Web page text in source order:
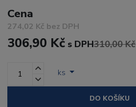
Cena
274,02 Kč bez DPH
306,90 Kč s DPH310,00 Kč
ks
DO KOŠÍKU